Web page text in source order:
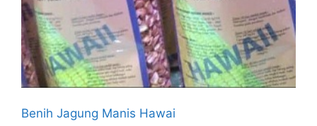
Benih Jagung Manis Hawai